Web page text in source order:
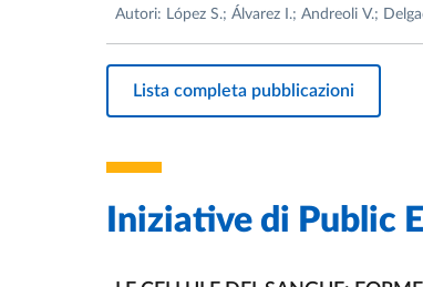
Autori: López S.; Álvarez I.; Andreoli V.;
Lista completa pubblicazioni
Iniziative di Public